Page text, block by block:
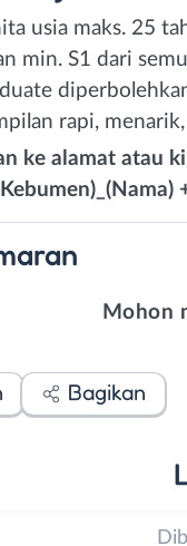
usia maks. 25
min. S1 dari
rapi,
ke alamat atau
Mohon
Bagikan